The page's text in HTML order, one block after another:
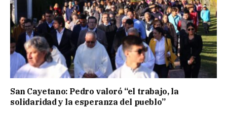
San Cayetano: Pedro valoró “el trabajo, la
solidaridad y la esperanza del pueblo”